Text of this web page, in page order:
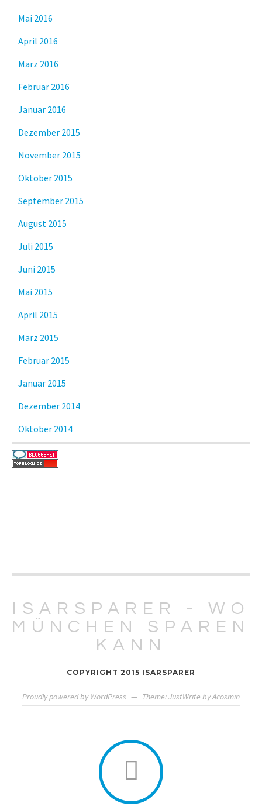
Mai 2016
April 2016
März 2016
Februar 2016
Januar 2016
Dezember 2015
November 2015
Oktober 2015
September 2015
August 2015
Juli 2015
Juni 2015
Mai 2015
April 2015
März 2015
Februar 2015
Januar 2015
Dezember 2014
Oktober 2014
ISARSPARER - WO
MÜNCHEN SPAREN
KANN
COPYRIGHT 2015 ISARSPARER
Proudly powered by WordPress — Theme: JustWrite byAcosmin